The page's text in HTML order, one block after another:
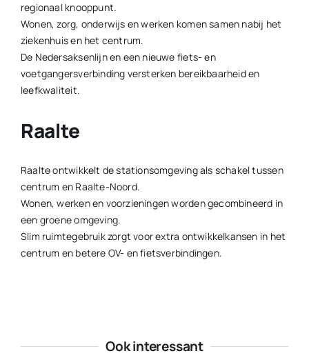
regionaal knooppunt.
Wonen, zorg, onderwijs en werken komen samen nabij het
ziekenhuis en het centrum.
De Nedersaksenlijn en een nieuwe fiets- en
voetgangersverbinding versterken bereikbaarheid en
leefkwaliteit.
Raalte
Raalte ontwikkelt de stationsomgeving als schakel tussen
centrum en Raalte-Noord.
Wonen, werken en voorzieningen worden gecombineerd in
een groene omgeving.
Slim ruimtegebruik zorgt voor extra ontwikkelkansen in het
centrum en betere OV- en fietsverbindingen.
Ook interessant